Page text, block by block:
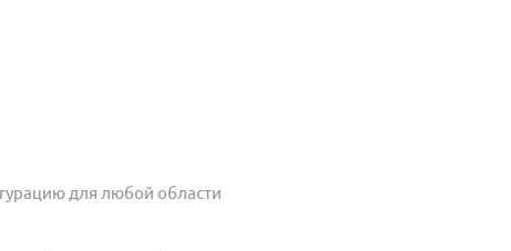
для любой области